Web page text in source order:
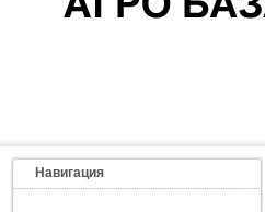
Навигация